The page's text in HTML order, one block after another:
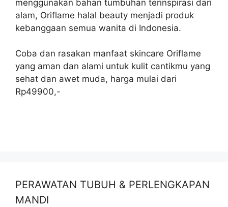
menggunakan bahan tumbuhan terinspirasi dari
alam, Oriflame halal beauty menjadi produk
kebanggaan semua wanita di Indonesia.
Coba dan rasakan manfaat skincare Oriflame
yang aman dan alami untuk kulit cantikmu yang
sehat dan awet muda, harga mulai dari
Rp49900,-
PERAWATAN TUBUH & PERLENGKAPAN
MANDI